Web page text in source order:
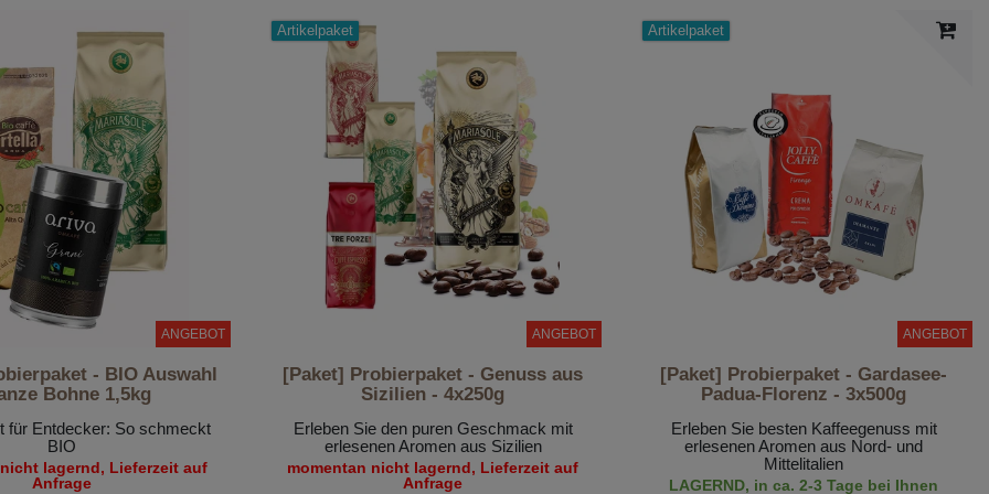
ANGEBOT
- BIO Auswahl
Bohne 1,5kg
für Entdecker: So schmeckt
BIO
lagernd, Lieferzeit auf
Anfrage
Artikelpaket
ANGEBOT
[Paket] Probierpaket - Genuss aus
Sizilien - 4x250g
Erleben Sie den puren Geschmack mit
erlesenen Aromen aus Sizilien
momentan nicht lagernd, Lieferzeit auf
Anfrage
Artikelpaket
ANGEBOT
[Paket] Probierpaket - Gardasee-
Padua-Florenz - 3x500g
Erleben Sie besten Kaffeegenuss mit
erlesenen Aromen aus Nord- und
Mittelitalien
LAGERND, in ca. 2-3 Tage bei Ihnen